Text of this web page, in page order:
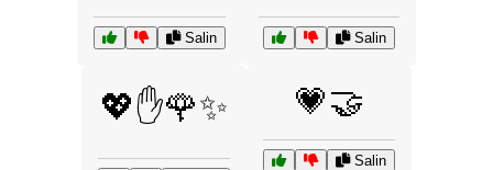
Salin Salin
💖✋🌹✨ 💗🤝
Salin